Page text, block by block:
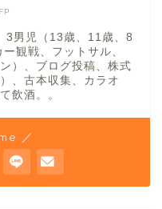
3男児（13歳、11歳、8
観戦、フットサル、
）、ブログ投稿、株式
、古本収集、カラオ
飲酒。。
／